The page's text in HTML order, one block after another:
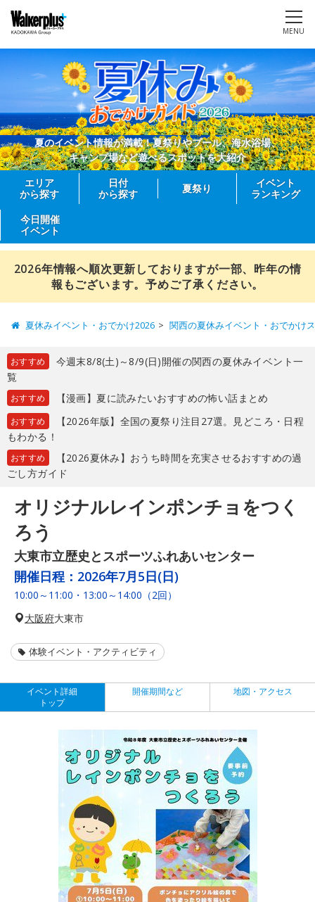
MENU
夏のイベント情報が満載！夏祭りやプール、海水浴場、
キャンプ場など遊べるスポットを大紹介
エリア
から探す
日付
から探す
夏祭り
イベント
ランキング
今日開催
イベント
2026年情報へ順次更新しておりますが一部、昨年の情
報もございます。予めご了承ください。
夏休みイベント・おでかけ2026 関西の夏休みイベント・おでかけ
おすすめ
今週末8/8(土)～8/9(日)開催の関西の夏休みイベント一
覧
おすすめ 【漫画】夏に読みたいおすすめの怖い話まとめ
おすすめ
【2026年版】全国の夏祭り注目27選。見どころ・日程
もわかる！
おすすめ
【2026夏休み】おうち時間を充実させるおすすめの過
ごし方ガイド
オリジナルレインポンチョをつく
ろう
大東市立歴史とスポーツふれあいセンター
開催日程： 2026年7月5日(日)
10:00～11:00・13:00～14:00（2回）
大阪府大東市
体験イベント・アクティビティ
イベント詳細
トップ
開催期間など 地図・アクセス